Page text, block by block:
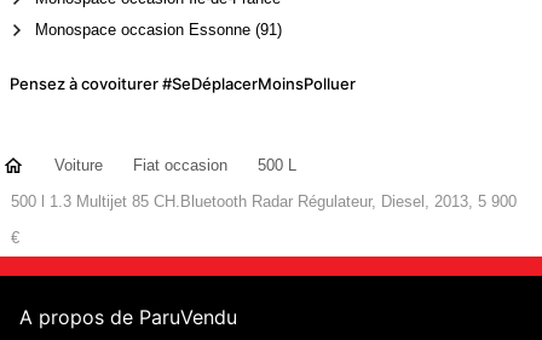
Monospace occasion Essonne (91)
Pensez à covoiturer #SeDéplacerMoinsPolluer
Voiture Fiat occasion
500 L
500 l 1.3 Multijet 85 CH.Bluetooth Radar Régulateur, Diesel, 2013, 5 900
€
A propos de ParuVendu